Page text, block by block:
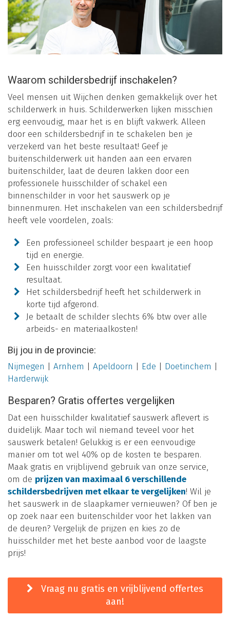
Waarom schildersbedrijf inschakelen?
Veel mensen uit Wijchen denken gemakkelijk over het
schilderwerk in huis. Schilderwerken lijken misschien
erg eenvoudig, maar het is en blijft vakwerk. Alleen
door een schildersbedrijf in te schakelen ben je
verzekerd van het beste resultaat! Geef je
buitenschilderwerk uit handen aan een ervaren
buitenschilder, laat de deuren lakken door een
professionele huisschilder of schakel een
binnenschilder in voor het sauswerk op je
binnenmuren. Het inschakelen van een schildersbedrijf
heeft vele voordelen, zoals:
Een professioneel schilder bespaart je een hoop
tijd en energie.
Een huisschilder zorgt voor een kwalitatief
resultaat.
Het schildersbedrijf heeft het schilderwerk in
korte tijd afgerond.
Je betaalt de schilder slechts 6% btw over alle
arbeids- en materiaalkosten!
Bij jou in de provincie:
Nijmegen Arnhem Apeldoorn Ede Doetinchem
Harderwijk
Besparen? Gratis offertes vergelijken
Dat een huisschilder kwalitatief sauswerk aflevert is
duidelijk. Maar toch wil niemand teveel voor het
sauswerk betalen! Gelukkig is er een eenvoudige
manier om tot wel 40% op de kosten te besparen.
Maak gratis en vrijblijvend gebruik van onze service,
om de prijzen van maximaal 6 verschillende
schildersbedrijven met elkaar te vergelijken! Wil je
het sauswerk in de slaapkamer vernieuwen? Of ben je
op zoek naar een buitenschilder voor het lakken van
de deuren? Vergelijk de prijzen en kies zo de
huisschilder met het beste aanbod voor de laagste
prijs!
Vraag nu gratis en vrijblijvend offertes
aan!